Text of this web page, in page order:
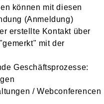
können mit diesen
(Anmeldung)
erstellte Kontakt über
mit der
Geschäftsprozesse:
/ Webconferencen